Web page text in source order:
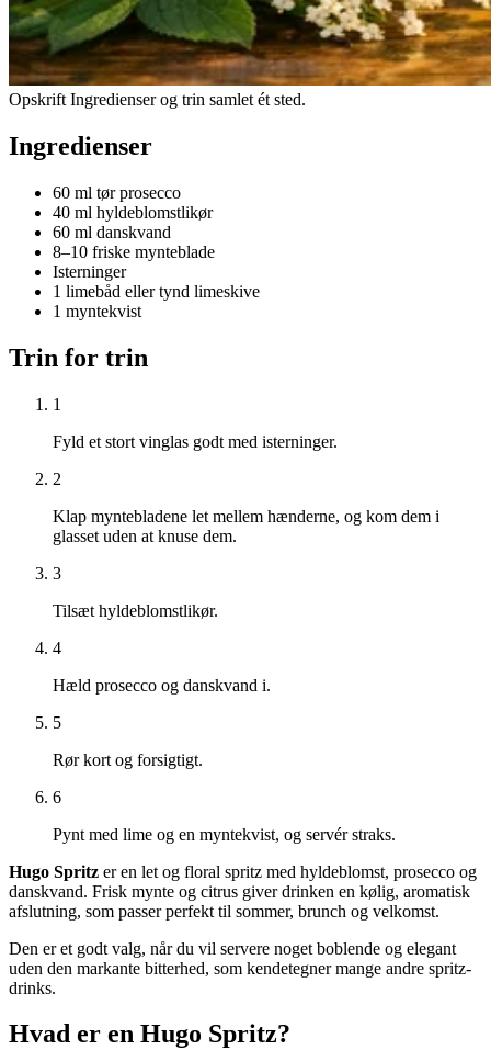
Opskrift Ingredienser og trin samlet ét sted.
Ingredienser
60 ml tør prosecco
40 ml hyldeblomstlikør
60 ml danskvand
8–10 friske mynteblade
Isterninger
1 limebåd eller tynd limeskive
1 myntekvist
Trin for trin
1
Fyld et stort vinglas godt med isterninger.
2
Klap myntebladene let mellem hænderne, og kom dem i
glasset uden at knuse dem.
3
Tilsæt hyldeblomstlikør.
4
Hæld prosecco og danskvand i.
5
Rør kort og forsigtigt.
6
Pynt med lime og en myntekvist, og servér straks.
Hugo Spritz er en let og floral spritz med hyldeblomst, prosecco og
danskvand. Frisk mynte og citrus giver drinken en kølig, aromatisk
afslutning, som passer perfekt til sommer, brunch og velkomst.
Den er et godt valg, når du vil servere noget boblende og elegant
uden den markante bitterhed, som kendetegner mange andre spritz-
drinks.
Hvad er en Hugo Spritz?